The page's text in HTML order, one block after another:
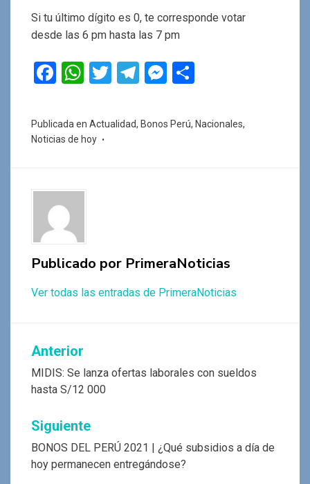
Si tu último dígito es 0, te corresponde votar
desde las 6 pm hasta las 7 pm
F
ce
b
k
W
at
s
T
tt
T
e
M
se m
Publicada en Actualidad, Bonos Perú, Nacionales,
Noticias de hoy
Publicado por PrimeraNoticias
Ver todas las entradas de PrimeraNoticias
Navegación
de
entradas
Anterior
MIDIS: Se lanza ofertas laborales con sueldos
hasta S/12 000
Siguiente
BONOS DEL PERÚ 2021 | ¿Qué subsidios a día de
hoy permanecen entregándose?